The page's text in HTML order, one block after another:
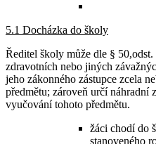
5.1 Docházka do školy
Ředitel školy může dle §
zdravotních nebo jiných
jeho zákonného zástupce zcela
předmětu; zároveň určí náhradní
vyučování tohoto předmětu.
žáci chodí do
stanoveného